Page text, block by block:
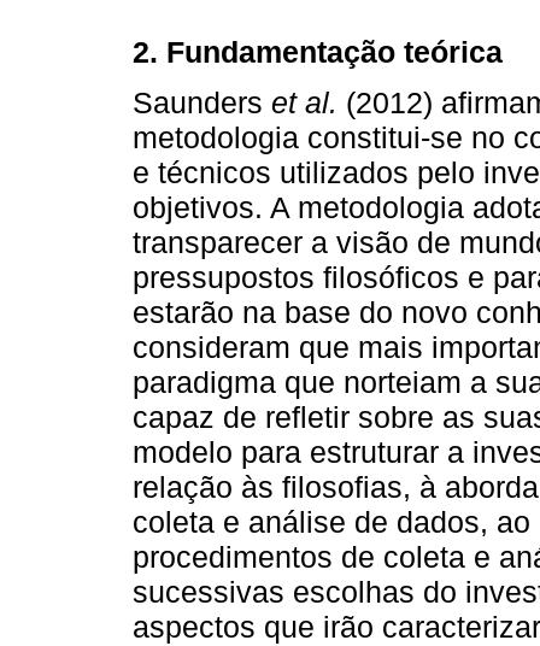
2. Fundamentação teórica
Saunders et al. (2012)
metodologia constitui-se no
e técnicos utilizados pelo
objetivos. A metodologia
transparecer a visão de
pressupostos filosóficos e
estarão na base do novo
consideram que mais
paradigma que norteiam a
capaz de refletir sobre as
modelo para estruturar a
relação às filosofias, à
coleta e análise de dados,
procedimentos de coleta e
sucessivas escolhas do
aspectos que irão